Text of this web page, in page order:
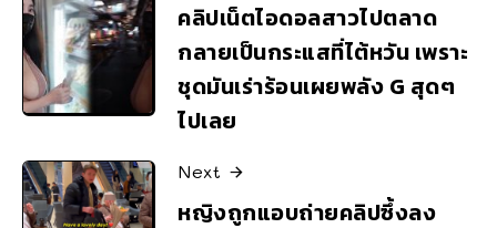
คลิปเน็ตไอดอลสาวไปตลาด
กลายเป็นกระแสที่ไต้หวัน เพราะ
ชุดมันเร่าร้อนเผยพลัง G สุดๆ
ไปเลย
Next
หญิงถูกแอบถ่ายคลิปซึ้งลง